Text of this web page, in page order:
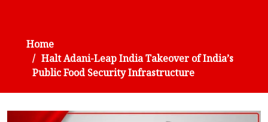
Home
Halt Adani-Leap India Takeover of India’s
Public Food Security Infrastructure